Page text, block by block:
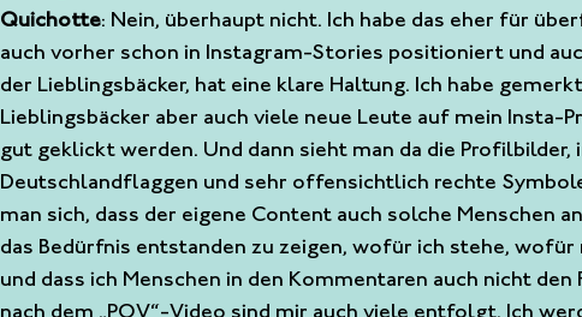
Quichotte: Nein, überhaupt nicht. Ich habe das eher für
auch vorher schon in Instagram-Stories positioniert und
der Lieblingsbäcker, hat eine klare Haltung. Ich habe
Lieblingsbäcker aber auch viele neue Leute auf mein
gut geklickt werden. Und dann sieht man da die Profilbilder,
Deutschlandflaggen und sehr offensichtlich rechte
man sich, dass der eigene Content auch solche Menschen
das Bedürfnis entstanden zu zeigen, wofür ich stehe,
und dass ich Menschen in den Kommentaren auch nicht den